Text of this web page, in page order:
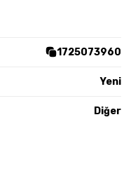
1725073960
Yeni
Diğer